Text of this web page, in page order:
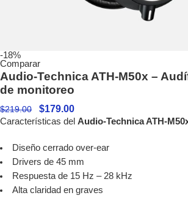
-18%
Comparar
Audio-Technica ATH-M50x –
de monitoreo
$219.00 $179.00
Características del Audio-Technica ATH-
Diseño cerrado over-ear
Drivers de 45 mm
Respuesta de 15 Hz – 28 kHz
Alta claridad en graves